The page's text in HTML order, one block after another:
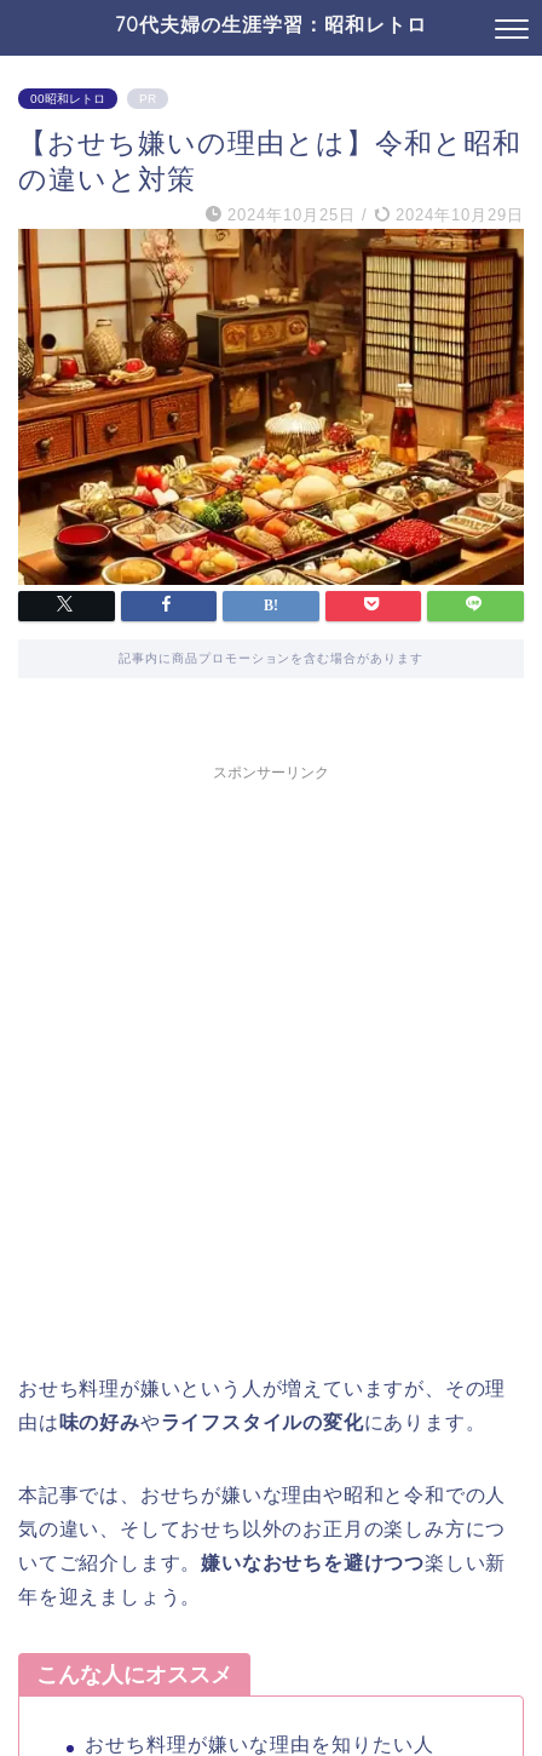
70代夫婦の生涯学習：昭和レトロ
00昭和レトロ PR
【おせち嫌いの理由とは】令和と昭和
の違いと対策
2024年10月25日 / 2024年10月29日
記事内に商品プロモーションを含む場合があります
スポンサーリンク
おせち料理が嫌いという人が増えていますが、その理
由は 味の好みやライフスタイルの変化にあります。
本記事では、おせちが嫌いな理由や昭和と令和での人
気の違い、そしておせち以外のお正月の楽しみ方につ
いてご紹介します。嫌いなおせちを避けつつ楽しい新
年を迎えましょう。
こんな人にオススメ
おせち料理が嫌いな理由を知りたい人